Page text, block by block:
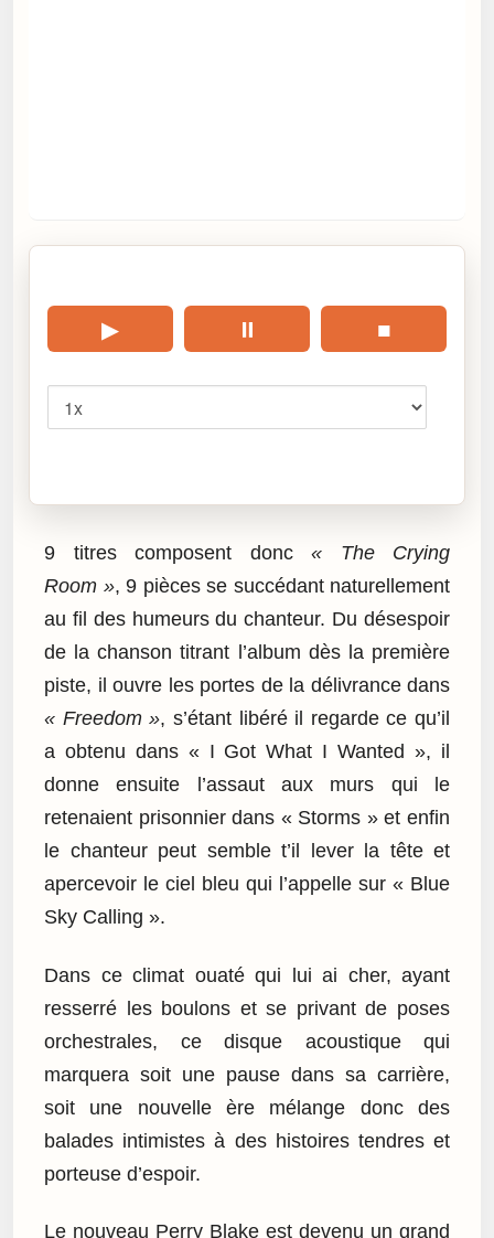
▶ ⏸ ■
9 titres composent donc « The Crying
Room », 9 pièces se succédant naturellement
au fil des humeurs du chanteur. Du désespoir
de la chanson titrant l’album dès la première
piste, il ouvre les portes de la délivrance dans
« Freedom », s’étant libéré il regarde ce qu’il
a obtenu dans « I Got What I Wanted », il
donne ensuite l’assaut aux murs qui le
retenaient prisonnier dans « Storms » et enfin
le chanteur peut semble t’il lever la tête et
apercevoir le ciel bleu qui l’appelle sur « Blue
Sky Calling ».
Dans ce climat ouaté qui lui ai cher, ayant
resserré les boulons et se privant de poses
orchestrales, ce disque acoustique qui
marquera soit une pause dans sa carrière,
soit une nouvelle ère mélange donc des
balades intimistes à des histoires tendres et
porteuse d’espoir.
Le nouveau Perry Blake est devenu un grand